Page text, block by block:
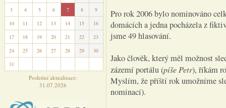
3
4 5 6 7 8
9
10
11 12 13 14 15
16
17
18 19 20 21 22
23
24
25 26 27 28 29
30
31
Poslední aktualizace:
31.07.2026
Pro rok 2006 bylo nominováno
domácích a jedna pocházela z
jsme 49 hlasování.
Jako člověk, který měl možnost
zázemí portálu (píše Petr), říkám
Myslím, že příští rok umožníme
nominací).